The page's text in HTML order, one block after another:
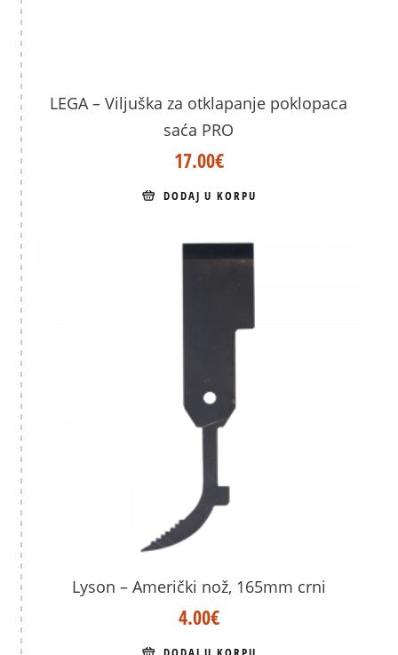
LEGA – Viljuška za otklapanje poklopaca
saća PRO
17.00€
DODAJ U KORPU
Lyson – Američki nož, 165mm crni
4.00€